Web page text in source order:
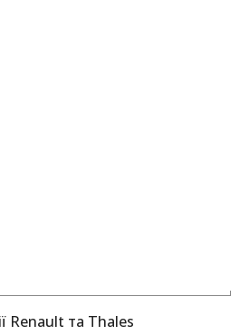
Renault та Thales